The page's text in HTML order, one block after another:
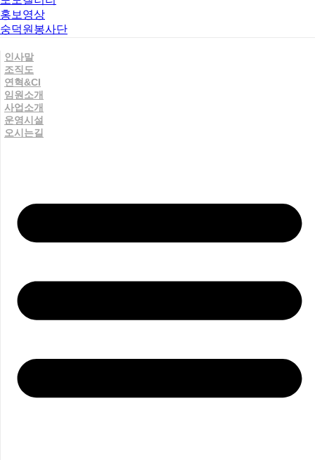
홍보영상
숭덕원봉사단
인사말
조직도
연혁&CI
임원소개
사업소개
운영시설
오시는길